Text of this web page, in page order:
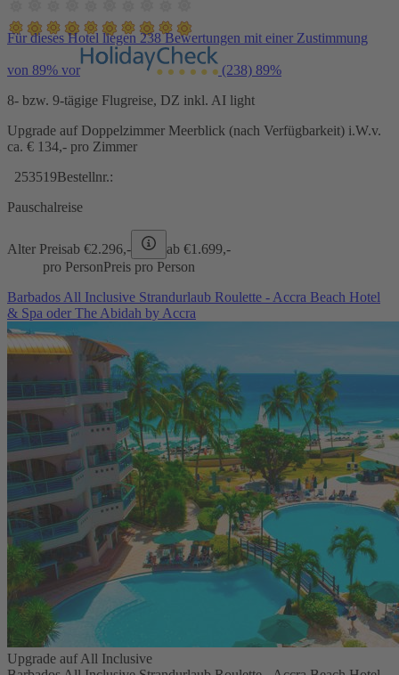
Für dieses Hotel liegen 238 Bewertungen mit einer Zustimmung
von 89% vor (238) 89%
8- bzw. 9-tägige Flugreise, DZ inkl. AI light
Upgrade auf Doppelzimmer Meerblick (nach Verfügbarkeit) i.W.v.
ca. € 134,- pro Zimmer
253519Bestellnr.:
Pauschalreise
Alter Preisab €2.296,- ab €1.699,-
pro PersonPreis pro Person
Barbados All Inclusive Strandurlaub Roulette - Accra Beach Hotel
& Spa oder The Abidah by Accra
Upgrade auf All Inclusive